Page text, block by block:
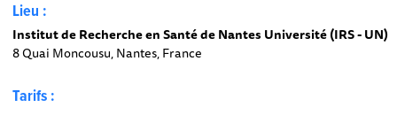
Lieu :
Institut de Recherche en Santé de Nantes Université (IRS - UN)
8 Quai Moncousu, Nantes, France
Tarifs :